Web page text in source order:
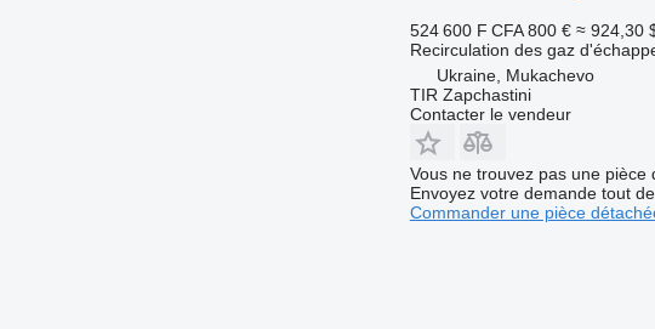
524 600 F CFA 800 € ≈ 924,30
Recirculation des gaz
Ukraine, Mukachevo
TIR Zapchastini
Contacter le vendeur
Vous ne trouvez pas une pièce
Envoyez votre demande tout
Commander une pièce